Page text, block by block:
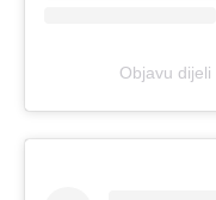
Objavu